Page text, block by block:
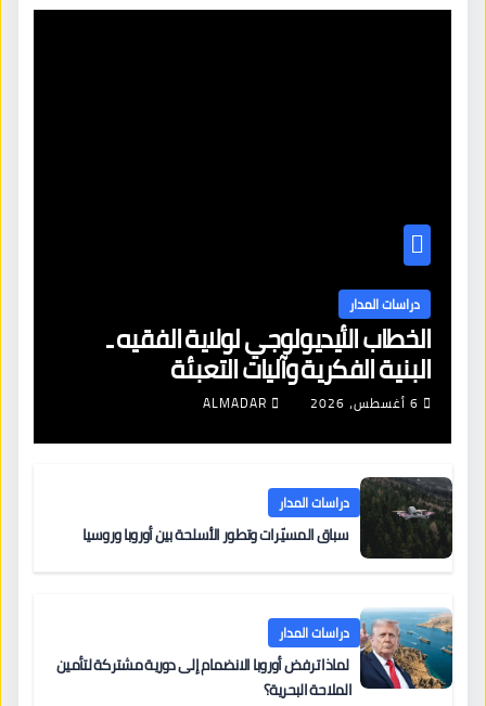
دراسات المدار
الخطاب الأيديولوجي لولاية الفقيه ـ
البنية الفكرية وآليات التعبئة
6 أغسطس، 2026 ALMADAR
دراسات المدار
سباق المسيّرات وتطور الأسلحة بين أوروبا وروسيا
دراسات المدار
لماذا ترفض أوروبا الانضمام إلى دورية مشتركة لتأمين
الملاحة البحرية؟